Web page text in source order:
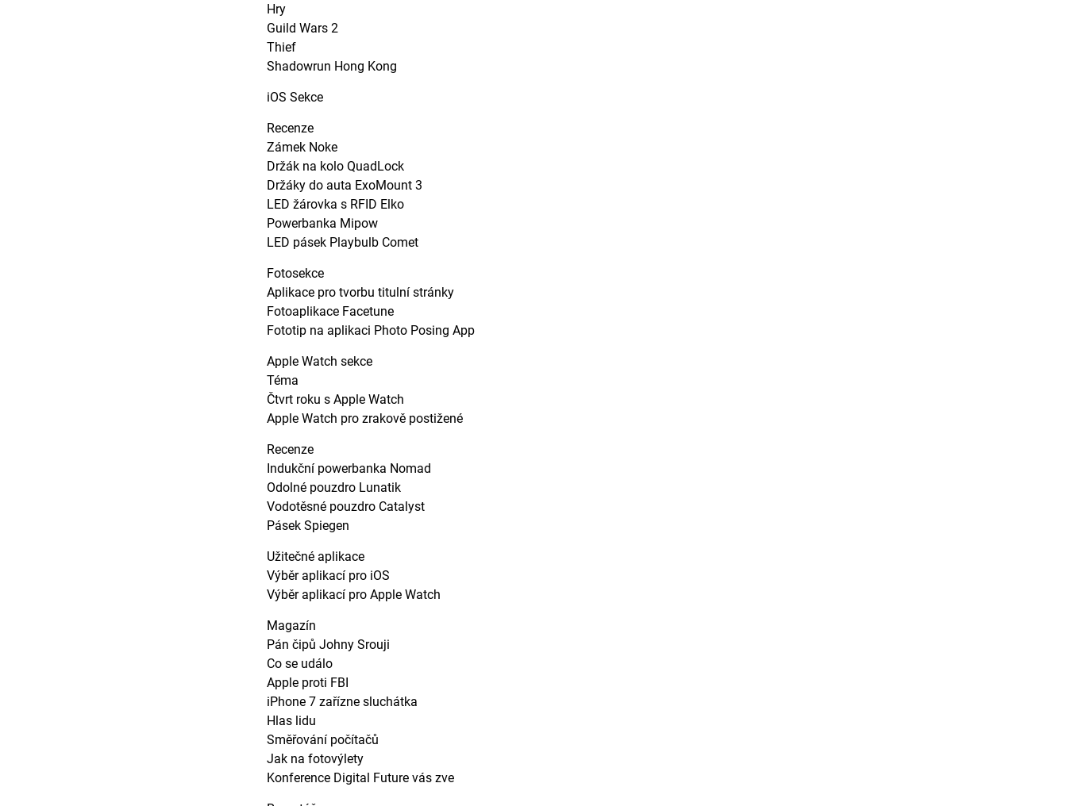
Hry
Guild Wars 2
Thief
Shadowrun Hong Kong
iOS Sekce
Recenze
Zámek Noke
Držák na kolo QuadLock
Držáky do auta ExoMount 3
LED žárovka s RFID Elko
Powerbanka Mipow
LED pásek Playbulb Comet
Fotosekce
Aplikace pro tvorbu titulní stránky
Fotoaplikace Facetune
Fototip na aplikaci Photo Posing App
Apple Watch sekce
Téma
Čtvrt roku s Apple Watch
Apple Watch pro zrakově postižené
Recenze
Indukční powerbanka Nomad
Odolné pouzdro Lunatik
Vodotěsné pouzdro Catalyst
Pásek Spiegen
Užitečné aplikace
Výběr aplikací pro iOS
Výběr aplikací pro Apple Watch
Magazín
Pán čipů Johny Srouji
Co se událo
Apple proti FBI
iPhone 7 zařízne sluchátka
Hlas lidu
Směřování počítačů
Jak na fotovýlety
Konference Digital Future vás zve